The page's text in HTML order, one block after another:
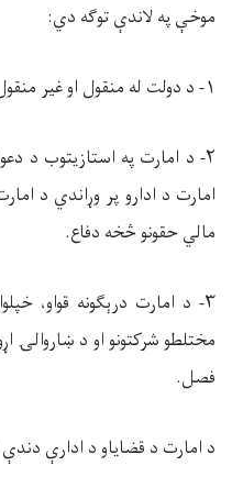
موخې په لاندې توګه دي:
۱- د دولت له منقول او غیر منقول شمتنیو څخه ملاتړ او ساتنه.
۲- د امارت په استازيتوب د
امارت د ادارو پر وړاندي د
مالي حقونو څخه دفاع.
۳- د امارت درېګونه قواو،
مختلطو شرکتونو او د ښاروالۍ
فصل.
د امارت د قضایاو د ادارې دندې